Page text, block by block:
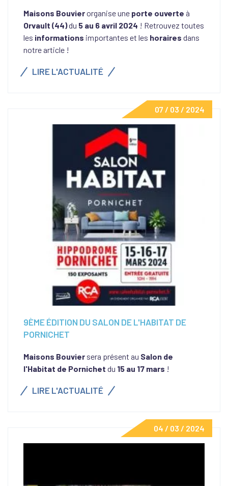
Maisons Bouvierorganise une porte ouverte à
Orvault (44)du 5 au 6 avril 2024 ! Retrouvez toutes
les informations importantes et les horaires dans
notre article !
LIRE L'ACTUALITÉ
07 / 03 / 2024
9ÈME ÉDITION DU SALON DE L'HABITAT DE
PORNICHET
Maisons Bouvier sera présent au Salon de
l'Habitat de Pornichet du 15 au 17 mars !
LIRE L'ACTUALITÉ
04 / 03 / 2024